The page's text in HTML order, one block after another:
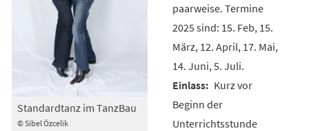
© Sibel Özcelik
Standardtanz im TanzBau
paarweise. Termine
2025 sind: 15. Feb, 15.
März, 12. April, 17. Mai,
14. Juni, 5. Juli.
Kurz vor
Beginn der
Unterrichtsstunde